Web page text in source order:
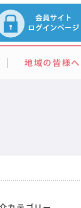
地域の皆様へ